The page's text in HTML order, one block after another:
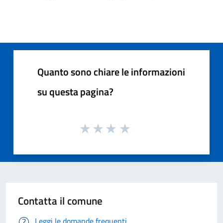
Quanto sono chiare le informazioni
su questa pagina?
Contatta il comune